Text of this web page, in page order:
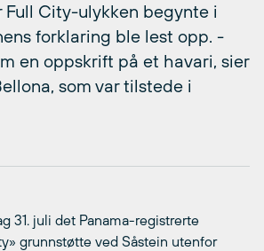
Full City-ulykken begynte i
forklaring ble lest opp. -
en oppskrift på et havari, sier
som var tilstede i
31. juli det Panama-registrerte
grunnstøtte ved Såstein utenfor